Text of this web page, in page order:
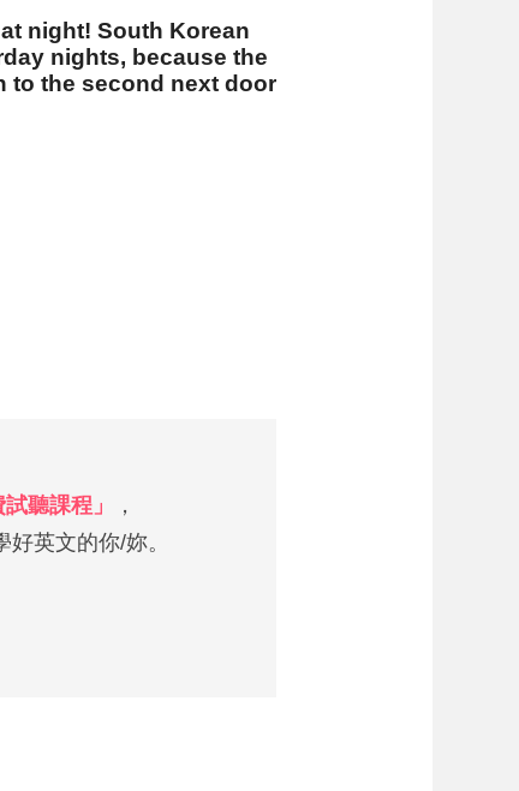
night! South Korean
nights, because the
to the second next door
聽課程」
，
英文的你/妳。